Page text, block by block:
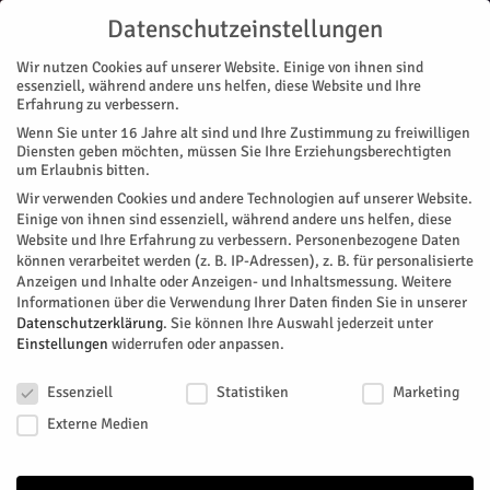
Start
← Zurück zu Veranstaltungen
Heike Reul
info@kunstgewand.de
Datenschutzeinstellungen
Wir nutzen Cookies auf unserer Website. Einige von ihnen sind
essenziell, während andere uns helfen, diese Website und Ihre
Erfahrung zu verbessern.
Wenn Sie unter 16 Jahre alt sind und Ihre Zustimmung zu freiwilligen
Diensten geben möchten, müssen Sie Ihre Erziehungsberechtigten
um Erlaubnis bitten.
Wir verwenden Cookies und andere Technologien auf unserer Website.
Einige von ihnen sind essenziell, während andere uns helfen, diese
Website und Ihre Erfahrung zu verbessern. Personenbezogene Daten
können verarbeitet werden (z. B. IP-Adressen), z. B. für personalisierte
Anzeigen und Inhalte oder Anzeigen- und Inhaltsmessung. Weitere
Informationen über die Verwendung Ihrer Daten finden Sie in unserer
Datenschutzerklärung. Sie können Ihre Auswahl jederzeit unter
Einstellungen widerrufen oder anpassen.
Essenziell
Statistiken
Marketing
Externe Medien